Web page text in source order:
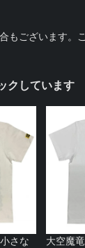
ございます。
クしています
さな
大空魔